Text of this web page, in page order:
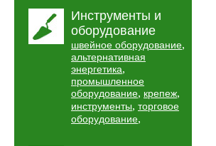
Инструменты и
оборудование
швейное оборудование,
альтернативная
энергетика,
промышленное
оборудование, крепеж,
инструменты, торговое
оборудование,